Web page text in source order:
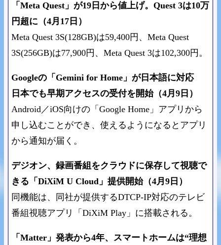
「Meta Quest」が19日から値上げ。Quest 3は10万
円超に（4月17日）
Meta Quest 3S(128GB)は59,400円、Meta Quest
3S(256GB)は77,900円、Meta Quest 3は102,300円。
Googleの「Gemini for Home」が日本語に対応
日本でも早期アクセスの受付を開始（4月9日）
Android／iOS向けの「Google Home」アプリから
申し込むことができ、使えるようになるとアプリ
から通知が届く。
デジオン、録画番組をクラウドに保存して視聴で
きる「DiXiM U Cloud」提供開始（4月9日）
同機能は、同社が提供するDTCP-IP対応のテレビ
番組視聴アプリ「DiXiM Play」に搭載される。
「Matter」発表から4年、スマートホームは“理想